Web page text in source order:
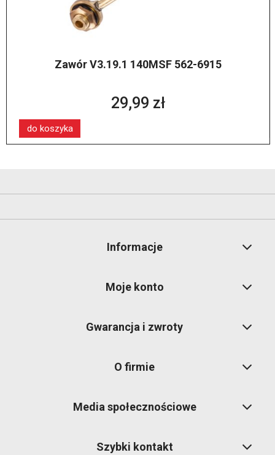
Zawór V3.19.1 140MSF 562-6915
29,99 zł
do koszyka
Informacje
Moje konto
Gwarancja i zwroty
O firmie
Media społecznościowe
Szybki kontakt